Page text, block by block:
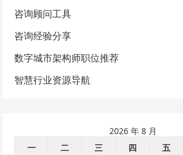
咨询顾问工具
咨询经验分享
数字城市架构师职位推荐
智慧行业资源导航
2026 年 8 月
一
二 三 四 五